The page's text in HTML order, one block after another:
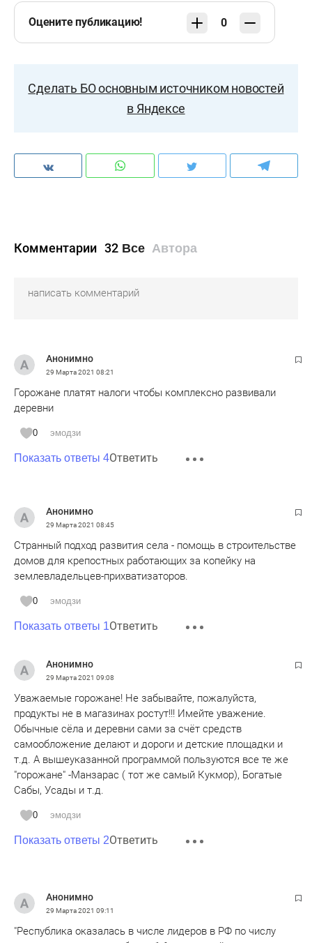
Оцените публикацию! 0
Сделать БО основным источником новостей
в Яндексе
Комментарии 32 Все Автора
Анонимно
29 Марта 2021 08:21
Горожане платят налоги чтобы комплексно развивали
деревни
0 эмодзи
Показать ответы 4Ответить
Анонимно
29 Марта 2021 08:45
Странный подход развития села - помощь в строительстве
домов для крепостных работающих за копейку на
землевладельцев-прихватизаторов.
0 эмодзи
Показать ответы 1Ответить
Анонимно
29 Марта 2021 09:08
Уважаемые горожане! Не забывайте, пожалуйста,
продукты не в магазинах ростут!!! Имейте уважение.
Обычные сёла и деревни сами за счёт средств
самообложение делают и дороги и детские площадки и
т.д. А вышеуказанной программой пользуются все те же
"горожане" -Манзарас ( тот же самый Кукмор), Богатые
Сабы, Усады и т.д.
0 эмодзи
Показать ответы 2Ответить
Анонимно
29 Марта 2021 09:11
"Республика оказалась в числе лидеров в РФ по числу